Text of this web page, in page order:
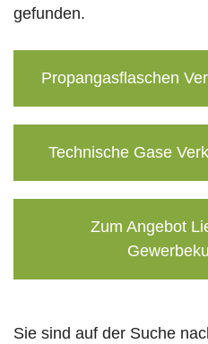
gefunden.
Propangasflaschen
Technische Gase
Zum Angebot
Sie sind auf der Suche